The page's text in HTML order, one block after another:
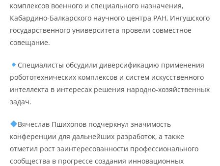
комплексов военного и специального назначения,
Кабардино-Балкарского научного центра РАН, Ингушского
государственного университета провели совместное
совещание.
Специалисты обсудили диверсификацию применения
робототехнических комплексов и систем искусственного
интеллекта в интересах решения народно-хозяйственных
задач.
Вячеслав Пшихопов подчеркнул значимость
конференции для дальнейших разработок, а также
отметил рост заинтересованности профессионального
сообщества в прогрессе создания инновационных